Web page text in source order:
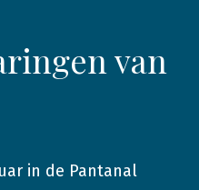
van
in de Pantanal